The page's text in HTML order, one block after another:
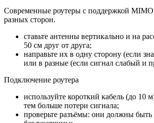
Современные роутеры с поддержкой MIMO
разных сторон.
ставьте антенны вертикально и на
50 см друг от друга;
направьте их в одну сторону (если
или в разные (если сигнал слабый и
Подключение роутера
используйте короткий кабель (до 10
тем больше потери сигнала;
проверьте разъёмы: они должны быть